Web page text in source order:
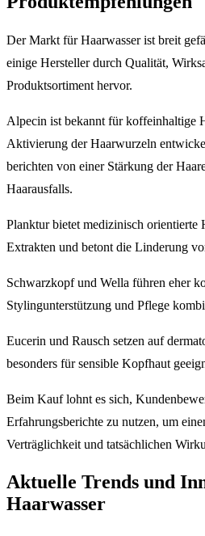
Der Markt für Haarwasser ist breit
einige Hersteller durch Qualität,
Produktsortiment hervor.
Alpecin ist bekannt für koffeinhaltige
Aktivierung der Haarwurzeln
berichten von einer Stärkung der
Haarausfalls.
Planktur bietet medizinisch orientierte
Extrakten und betont die Linderung
Schwarzkopf und Wella führen eher
Stylingunterstützung und Pflege
Eucerin und Rausch setzen auf
besonders für sensible Kopfhaut
Beim Kauf lohnt es sich,
Erfahrungsberichte zu nutzen, um
Verträglichkeit und tatsächlichen
Aktuelle Trends und
Haarwasser